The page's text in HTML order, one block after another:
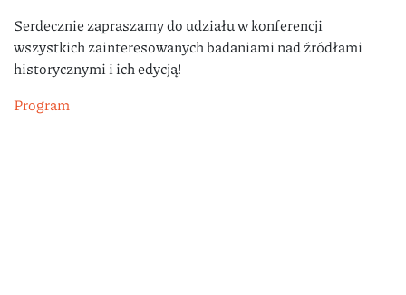
Serdecznie zapraszamy do udziału w konferencji
wszystkich zainteresowanych badaniami nad źródłami
historycznymi i ich edycją!
Program